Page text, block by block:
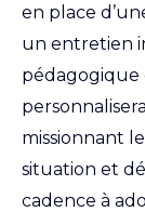
en place
un entretien
pédagogique
missionnant
situation et
cadence à